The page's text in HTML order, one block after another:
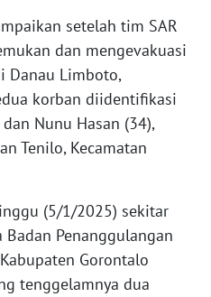
setelah tim SAR
dan mengevakuasi
Danau Limboto,
korban diidentifikasi
Nunu Hasan (34),
Tenilo, Kecamatan
(5/1/2025) sekitar
Penanggulangan
Gorontalo
tenggelamnya dua